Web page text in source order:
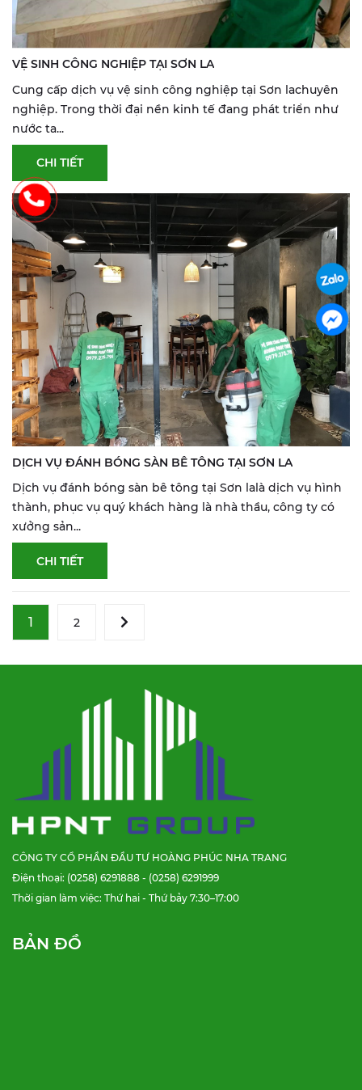
VỆ SINH CÔNG NGHIỆP TẠI SƠN LA
Cung cấp dịch vụ vệ sinh công nghiệp tại Sơn lachuyên
nghiệp. Trong thời đại nền kinh tế đang phát triển như
nước ta...
CHI TIẾT
DỊCH VỤ ĐÁNH BÓNG SÀN BÊ TÔNG TẠI SƠN LA
Dịch vụ đánh bóng sàn bê tông tại Sơn lalà dịch vụ hình
thành, phục vụ quý khách hàng là nhà thầu, công ty có
xưởng sản...
CHI TIẾT
1 2
CÔNG TY CỔ PHẦN ĐẦU TƯ HOÀNG PHÚC NHA TRANG
Điện thoại: (0258) 6291888 - (0258) 6291999
Thời gian làm việc: Thứ hai - Thứ bảy 7:30–17:00
BẢN ĐỒ